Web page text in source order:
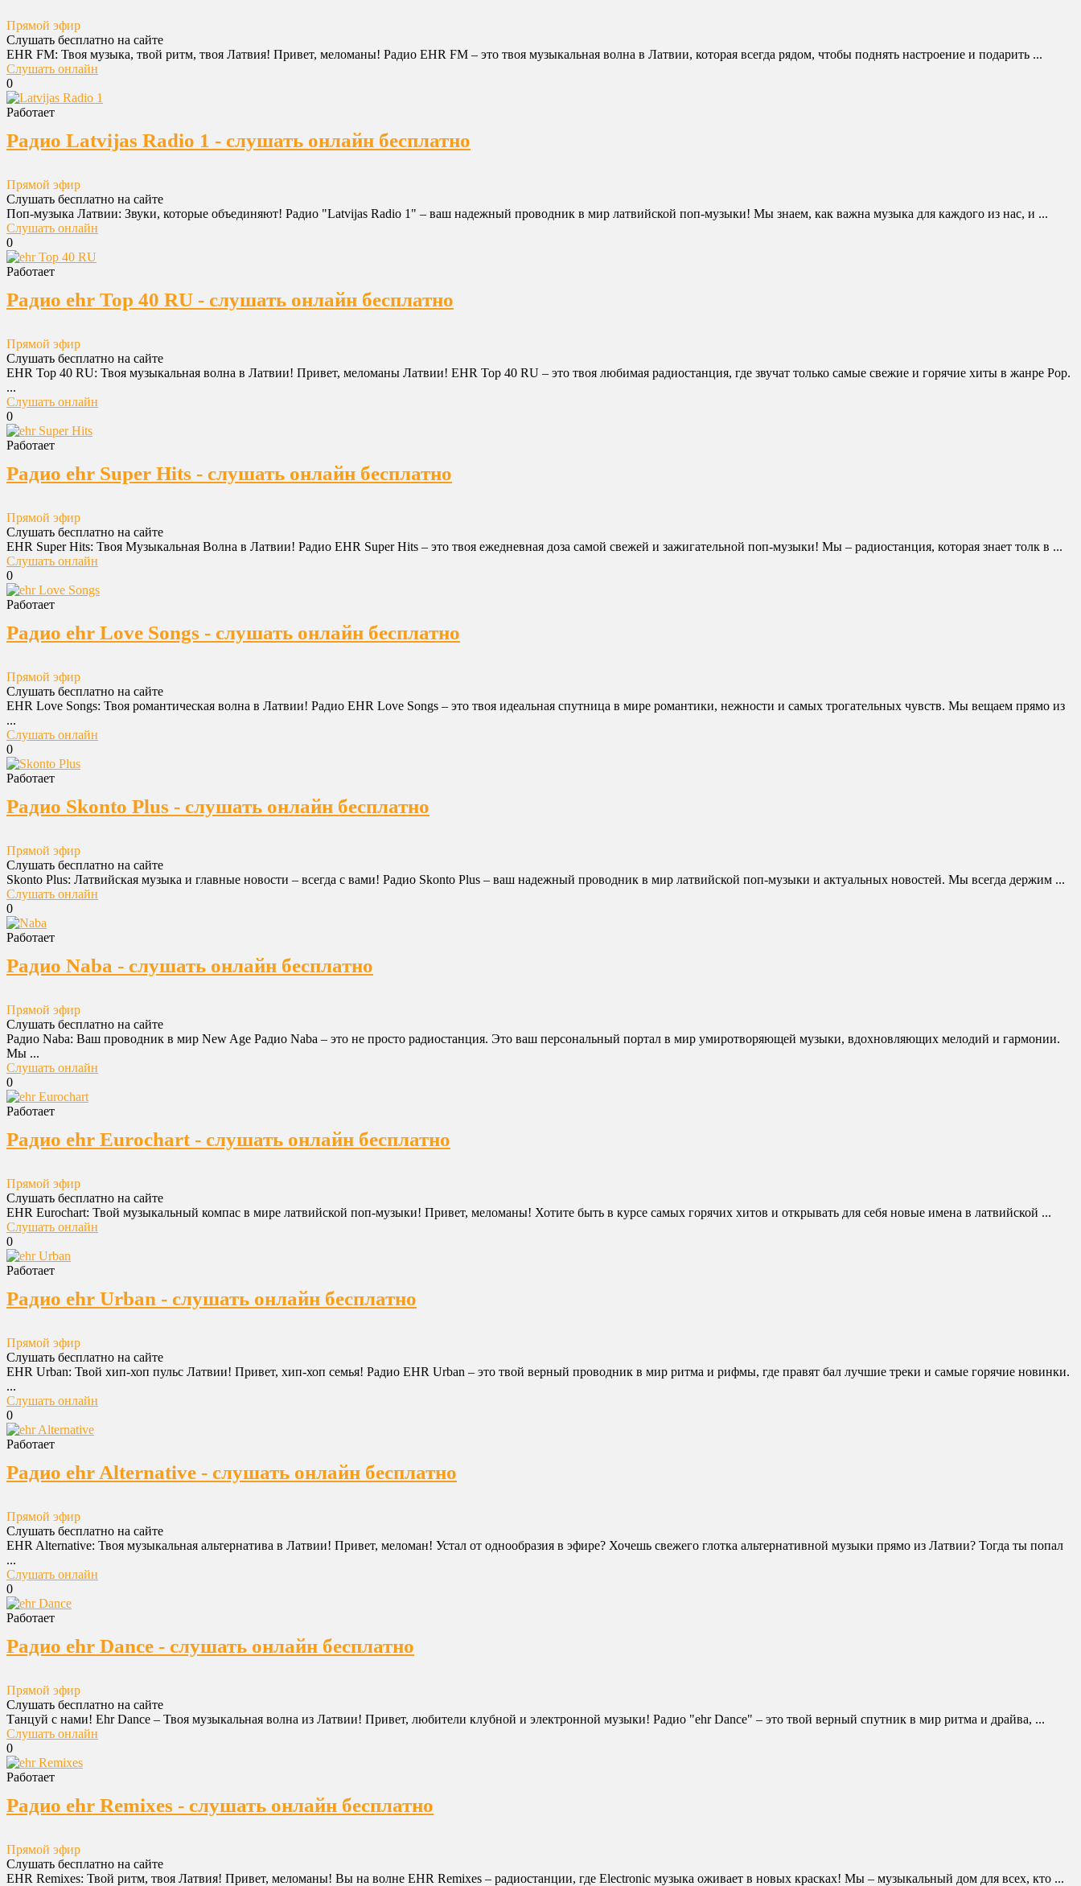
Новости
Все категории
Прямой эфир
Слушать бесплатно на сайте
EHR FM: Твоя музыка, твой ритм, твоя Латвия! Привет, меломаны! Радио EHR FM – это твоя музыкальная волна в Латвии, которая всегда рядом, чтобы поднять настроение и подарить ...
Слушать онлайн
0
Работает
Радио Latvijas Radio 1 - слушать онлайн бесплатно
Прямой эфир
Слушать бесплатно на сайте
Поп-музыка Латвии: Звуки, которые объединяют! Радио "Latvijas Radio 1" – ваш надежный проводник в мир латвийской поп-музыки! Мы знаем, как важна музыка для каждого из нас, и ...
Слушать онлайн
0
Работает
Радио ehr Top 40 RU - слушать онлайн бесплатно
Прямой эфир
Слушать бесплатно на сайте
EHR Top 40 RU: Твоя музыкальная волна в Латвии! Привет, меломаны Латвии! EHR Top 40 RU – это твоя любимая радиостанция, где звучат только самые свежие и горячие хиты в жанре Pop.
...
Слушать онлайн
0
Работает
Радио ehr Super Hits - слушать онлайн бесплатно
Прямой эфир
Слушать бесплатно на сайте
EHR Super Hits: Твоя Музыкальная Волна в Латвии! Радио EHR Super Hits – это твоя ежедневная доза самой свежей и зажигательной поп-музыки! Мы – радиостанция, которая знает толк в ...
Слушать онлайн
0
Работает
Радио ehr Love Songs - слушать онлайн бесплатно
Прямой эфир
Слушать бесплатно на сайте
EHR Love Songs: Твоя романтическая волна в Латвии! Радио EHR Love Songs – это твоя идеальная спутница в мире романтики, нежности и самых трогательных чувств. Мы вещаем прямо из
...
Слушать онлайн
0
Работает
Радио Skonto Plus - слушать онлайн бесплатно
Прямой эфир
Слушать бесплатно на сайте
Skonto Plus: Латвийская музыка и главные новости – всегда с вами! Радио Skonto Plus – ваш надежный проводник в мир латвийской поп-музыки и актуальных новостей. Мы всегда держим ...
Слушать онлайн
0
Работает
Радио Naba - слушать онлайн бесплатно
Прямой эфир
Слушать бесплатно на сайте
Радио Naba: Ваш проводник в мир New Age Радио Naba – это не просто радиостанция. Это ваш персональный портал в мир умиротворяющей музыки, вдохновляющих мелодий и гармонии.
Мы ...
Слушать онлайн
0
Работает
Радио ehr Eurochart - слушать онлайн бесплатно
Прямой эфир
Слушать бесплатно на сайте
EHR Eurochart: Твой музыкальный компас в мире латвийской поп-музыки! Привет, меломаны! Хотите быть в курсе самых горячих хитов и открывать для себя новые имена в латвийской ...
Слушать онлайн
0
Работает
Радио ehr Urban - слушать онлайн бесплатно
Прямой эфир
Слушать бесплатно на сайте
EHR Urban: Твой хип-хоп пульс Латвии! Привет, хип-хоп семья! Радио EHR Urban – это твой верный проводник в мир ритма и рифмы, где правят бал лучшие треки и самые горячие новинки.
...
Слушать онлайн
0
Работает
Радио ehr Alternative - слушать онлайн бесплатно
Прямой эфир
Слушать бесплатно на сайте
EHR Alternative: Твоя музыкальная альтернатива в Латвии! Привет, меломан! Устал от однообразия в эфире? Хочешь свежего глотка альтернативной музыки прямо из Латвии? Тогда ты попал
...
Слушать онлайн
0
Работает
Радио ehr Dance - слушать онлайн бесплатно
Прямой эфир
Слушать бесплатно на сайте
Танцуй с нами! Ehr Dance – Твоя музыкальная волна из Латвии! Привет, любители клубной и электронной музыки! Радио "ehr Dance" – это твой верный спутник в мир ритма и драйва, ...
Слушать онлайн
0
Работает
Радио ehr Remixes - слушать онлайн бесплатно
Прямой эфир
Слушать бесплатно на сайте
EHR Remixes: Твой ритм, твоя Латвия! Привет, меломаны! Вы на волне EHR Remixes – радиостанции, где Electronic музыка оживает в новых красках! Мы – музыкальный дом для всех, кто ...